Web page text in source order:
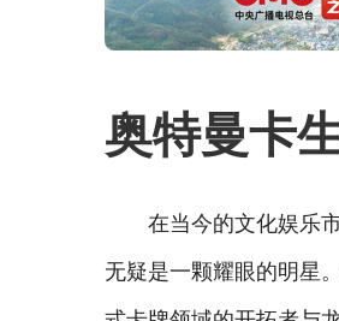
奥特曼卡
在当今的文化娱乐
无疑是一颗耀眼的明星